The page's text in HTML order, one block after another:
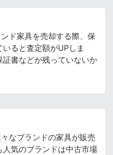
ド家具を売却する際、保
ると査定額がUPしま
書などが残っていないか
なブランドの家具が販売
気のブランドは中古市場